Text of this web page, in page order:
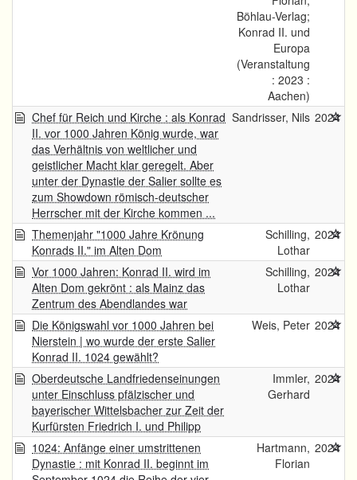
Böhlau-Verlag;
Konrad II. und
Europa
(Veranstaltung
: 2023 :
Aachen)
Chef für Reich und Kirche : als Konrad
II. vor 1000 Jahren König wurde, war
das Verhältnis von weltlicher und
geistlicher Macht klar geregelt. Aber
unter der Dynastie der Salier sollte es
zum Showdown römisch-deutscher
Herrscher mit der Kirche kommen ...
Sandrisser, Nils 2024
Themenjahr "1000 Jahre Krönung
Konrads II." im Alten Dom
Schilling,
Lothar
2024
Vor 1000 Jahren: Konrad II. wird im
Alten Dom gekrönt : als Mainz das
Zentrum des Abendlandes war
Schilling,
Lothar
2024
Die Königswahl vor 1000 Jahren bei
Nierstein | wo wurde der erste Salier
Konrad II. 1024 gewählt?
Weis, Peter 2024
Oberdeutsche Landfriedenseinungen
unter Einschluss pfälzischer und
bayerischer Wittelsbacher zur Zeit der
Kurfürsten Friedrich I. und Philipp
Immler,
Gerhard
2024
1024: Anfänge einer umstrittenen
Dynastie : mit Konrad II. beginnt im
Hartmann,
Florian
2024